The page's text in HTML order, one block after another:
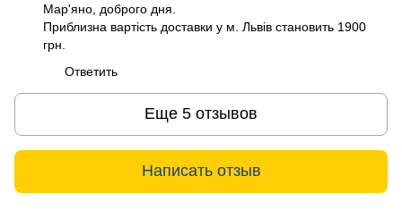
Мар'яно, доброго дня.
Приблизна вартість доставки у м. Львів становить 1900
грн.
Ответить
Еще 5 отзывов
Написать отзыв